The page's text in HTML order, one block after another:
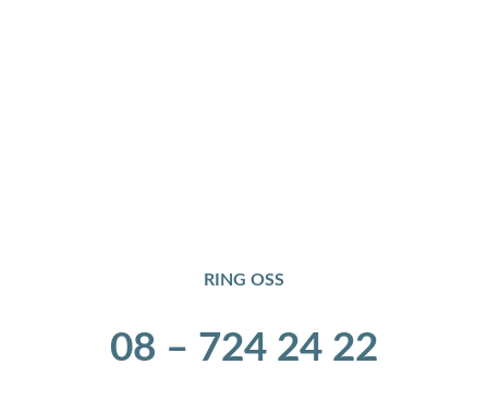
RING OSS
08 – 724 24 22